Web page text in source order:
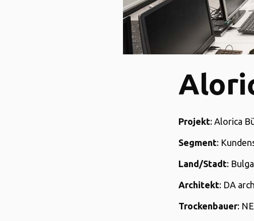
Projekt: Alorica
Segment:
Land/Stadt:
Architekt: DA
Trockenbauer: